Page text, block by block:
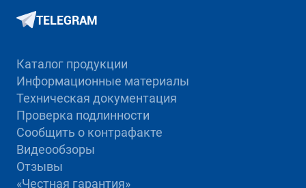
TELEGRAM
Каталог продукции
Информационные материалы
Техническая документация
Проверка подлинности
Сообщить о контрафакте
Видеообзоры
Отзывы
«Честная гарантия»